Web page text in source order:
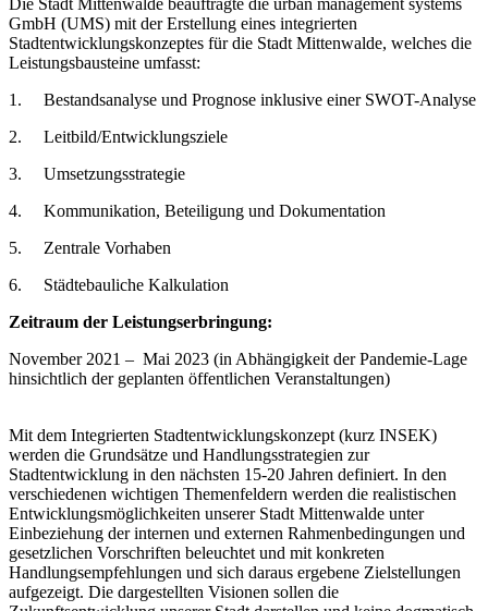
Die Stadt Mittenwalde beauftragte die urban management systems
GmbH (UMS) mit der Erstellung eines integrierten
Stadtentwicklungskonzeptes für die Stadt Mittenwalde, welches die
Leistungsbausteine umfasst:
1.
Bestandsanalyse und Prognose inklusive einer SWOT-Analyse
2.
Leitbild/Entwicklungsziele
3.
Umsetzungsstrategie
4.
Kommunikation, Beteiligung und Dokumentation
5.
Zentrale Vorhaben
6.
Städtebauliche Kalkulation
Zeitraum der Leistungserbringung:
November 2021 – Mai 2023 (in Abhängigkeit der Pandemie-Lage
hinsichtlich der geplanten öffentlichen Veranstaltungen)
Mit dem Integrierten Stadtentwicklungskonzept (kurz INSEK)
werden die Grundsätze und Handlungsstrategien zur
Stadtentwicklung in den nächsten 15-20 Jahren definiert. In den
verschiedenen wichtigen Themenfeldern werden die realistischen
Entwicklungsmöglichkeiten unserer Stadt Mittenwalde unter
Einbeziehung der internen und externen Rahmenbedingungen und
gesetzlichen Vorschriften beleuchtet und mit konkreten
Handlungsempfehlungen und sich daraus ergebene Zielstellungen
aufgezeigt. Die dargestellten Visionen sollen die